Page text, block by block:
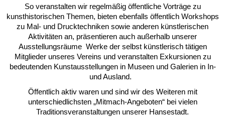
So veranstalten wir regelmäßig öffentliche Vorträge zu
kunsthistorischen Themen, bieten ebenfalls öffentlich Workshops
zu Mal- und Drucktechniken sowie anderen künstlerischen
Aktivitäten an, präsentieren auch außerhalb unserer
Ausstellungsräume Werke der selbst künstlerisch tätigen
Mitglieder unseres Vereins und veranstalten Exkursionen zu
bedeutenden Kunstausstellungen in Museen und Galerien in In-
und Ausland.
Öffentlich aktiv waren und sind wir des Weiteren mit
unterschiedlichsten „Mitmach-Angeboten“ bei vielen
Traditionsveranstaltungen unserer Hansestadt.